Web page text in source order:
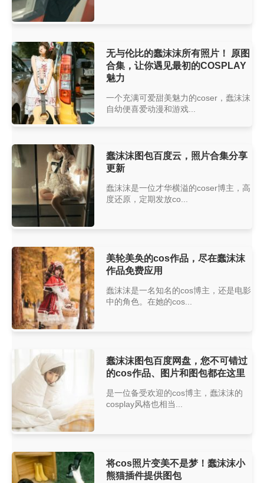
无与伦比的蠢沫沫所有照片！ 原图
合集，让你遇见最初的COSPLAY
魅力
一个充满可爱甜美魅力的coser，蠢沫沫
自幼便喜爱动漫和游戏...
蠢沫沫图包百度云，照片合集分享
更新
蠢沫沫是一位才华横溢的coser博主，高
度还原，定期发放co...
美轮美奂的cos作品，尽在蠢沫沫
作品免费应用
蠢沫沫是一名知名的cos博主，还是电影
中的角色。在她的cos...
蠢沫沫图包百度网盘，您不可错过
的cos作品、图片和图包都在这里
是一位备受欢迎的cos博主，蠢沫沫的
cosplay风格也相当...
将cos照片变美不是梦！蠢沫沫小
熊猫插件提供图包